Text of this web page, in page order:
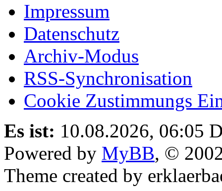
Impressum
Datenschutz
Archiv-Modus
RSS-Synchronisation
Cookie Zustimmungs
Es ist: 10.08.2026, 06:05
Powered by MyBB, ©
Theme created by